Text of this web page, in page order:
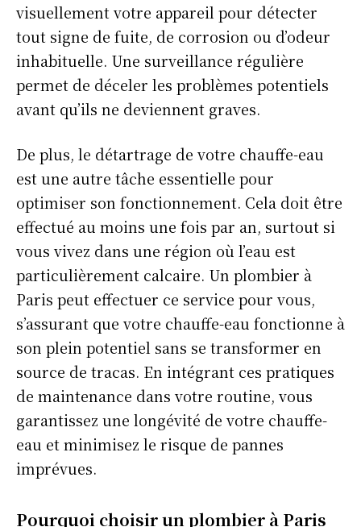
visuellement votre appareil pour détecter
tout signe de fuite, de corrosion ou d’odeur
inhabituelle. Une surveillance régulière
permet de déceler les problèmes potentiels
avant qu’ils ne deviennent graves.
De plus, le détartrage de votre chauffe-eau
est une autre tâche essentielle pour
optimiser son fonctionnement. Cela doit être
effectué au moins une fois par an, surtout si
vous vivez dans une région où l’eau est
particulièrement calcaire. Un plombier à
Paris peut effectuer ce service pour vous,
s’assurant que votre chauffe-eau fonctionne à
son plein potentiel sans se transformer en
source de tracas. En intégrant ces pratiques
de maintenance dans votre routine, vous
garantissez une longévité de votre chauffe-
eau et minimisez le risque de pannes
imprévues.
Pourquoi choisir un plombier à Paris